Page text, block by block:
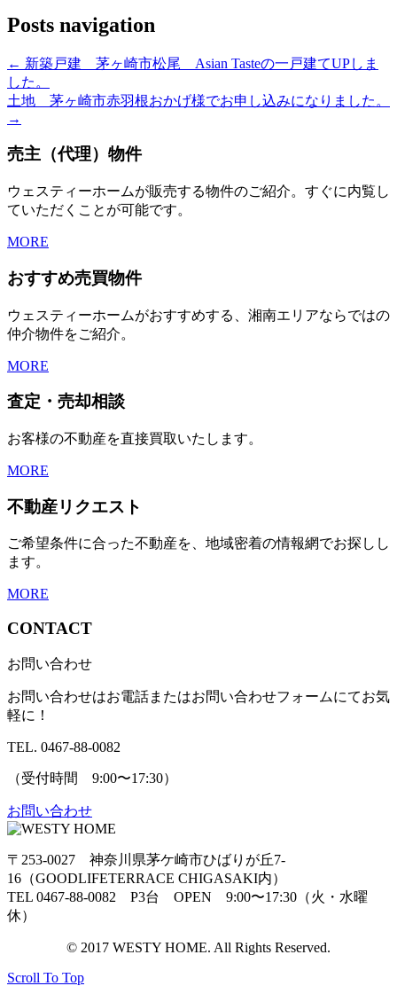
Posts navigation
← 新築戸建 茅ヶ崎市松尾 Asian Tasteの一戸建てUPしま
した。
土地 茅ヶ崎市赤羽根おかげ様でお申し込みになりました。
→
売主（代理）物件
ウェスティーホームが販売する物件のご紹介。すぐに内覧し
ていただくことが可能です。
MORE
おすすめ売買物件
ウェスティーホームがおすすめする、湘南エリアならではの
仲介物件をご紹介。
MORE
査定・売却相談
お客様の不動産を直接買取いたします。
MORE
不動産リクエスト
ご希望条件に合った不動産を、地域密着の情報網でお探しし
ます。
MORE
CONTACT
お問い合わせ
お問い合わせはお電話またはお問い合わせフォームにてお気
軽に！
TEL. 0467-88-0082
（受付時間 9:00〜17:30）
お問い合わせ
〒253-0027 神奈川県茅ケ崎市ひばりが丘7-
16（GOODLIFETERRACE CHIGASAKI内）
TEL 0467-88-0082 P3台 OPEN 9:00〜17:30（火・水曜
休）
© 2017 WESTY HOME. All Rights Reserved.
Scroll To Top